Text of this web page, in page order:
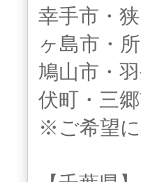
幸手市・
ヶ島市・
鳩山市・
伏町・三
※ご希望